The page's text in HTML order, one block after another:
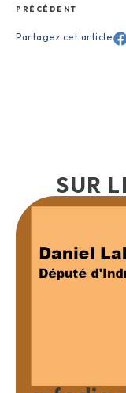
PRÉCÉDENT
Partagez cet article
SUR